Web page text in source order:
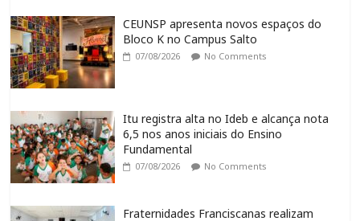
CEUNSP apresenta novos espaços do
Bloco K no Campus Salto
07/08/2026 No Comments
Itu registra alta no Ideb e alcança nota
6,5 nos anos iniciais do Ensino
Fundamental
07/08/2026 No Comments
Fraternidades Franciscanas realizam